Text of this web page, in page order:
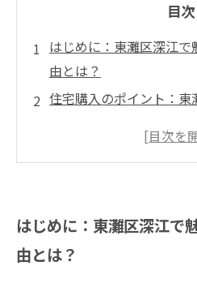
目次
はじめに：東灘区深江
由とは？
住宅購入のポイント：
賢く節約！仲介手数料割
入成功ストーリー
初めての不動産購入でも
はじめに：東灘区深江で
由とは？